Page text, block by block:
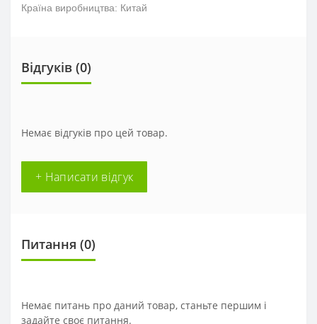
Країна виробництва: Китай
Відгуків (0)
Немає відгуків про цей товар.
+ Написати відгук
Питання (0)
Немає питань про даний товар, станьте першим і
задайте своє питання.